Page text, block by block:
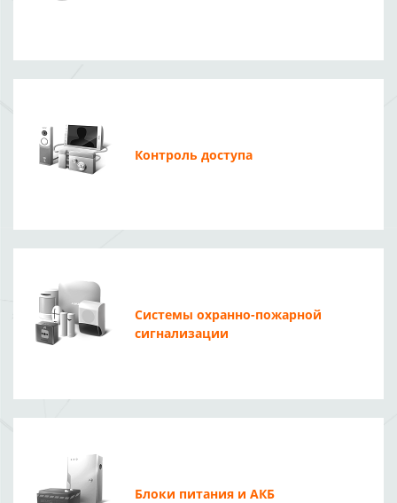
Контроль доступа
Системы охранно-пожарной
сигнализации
Блоки питания и АКБ